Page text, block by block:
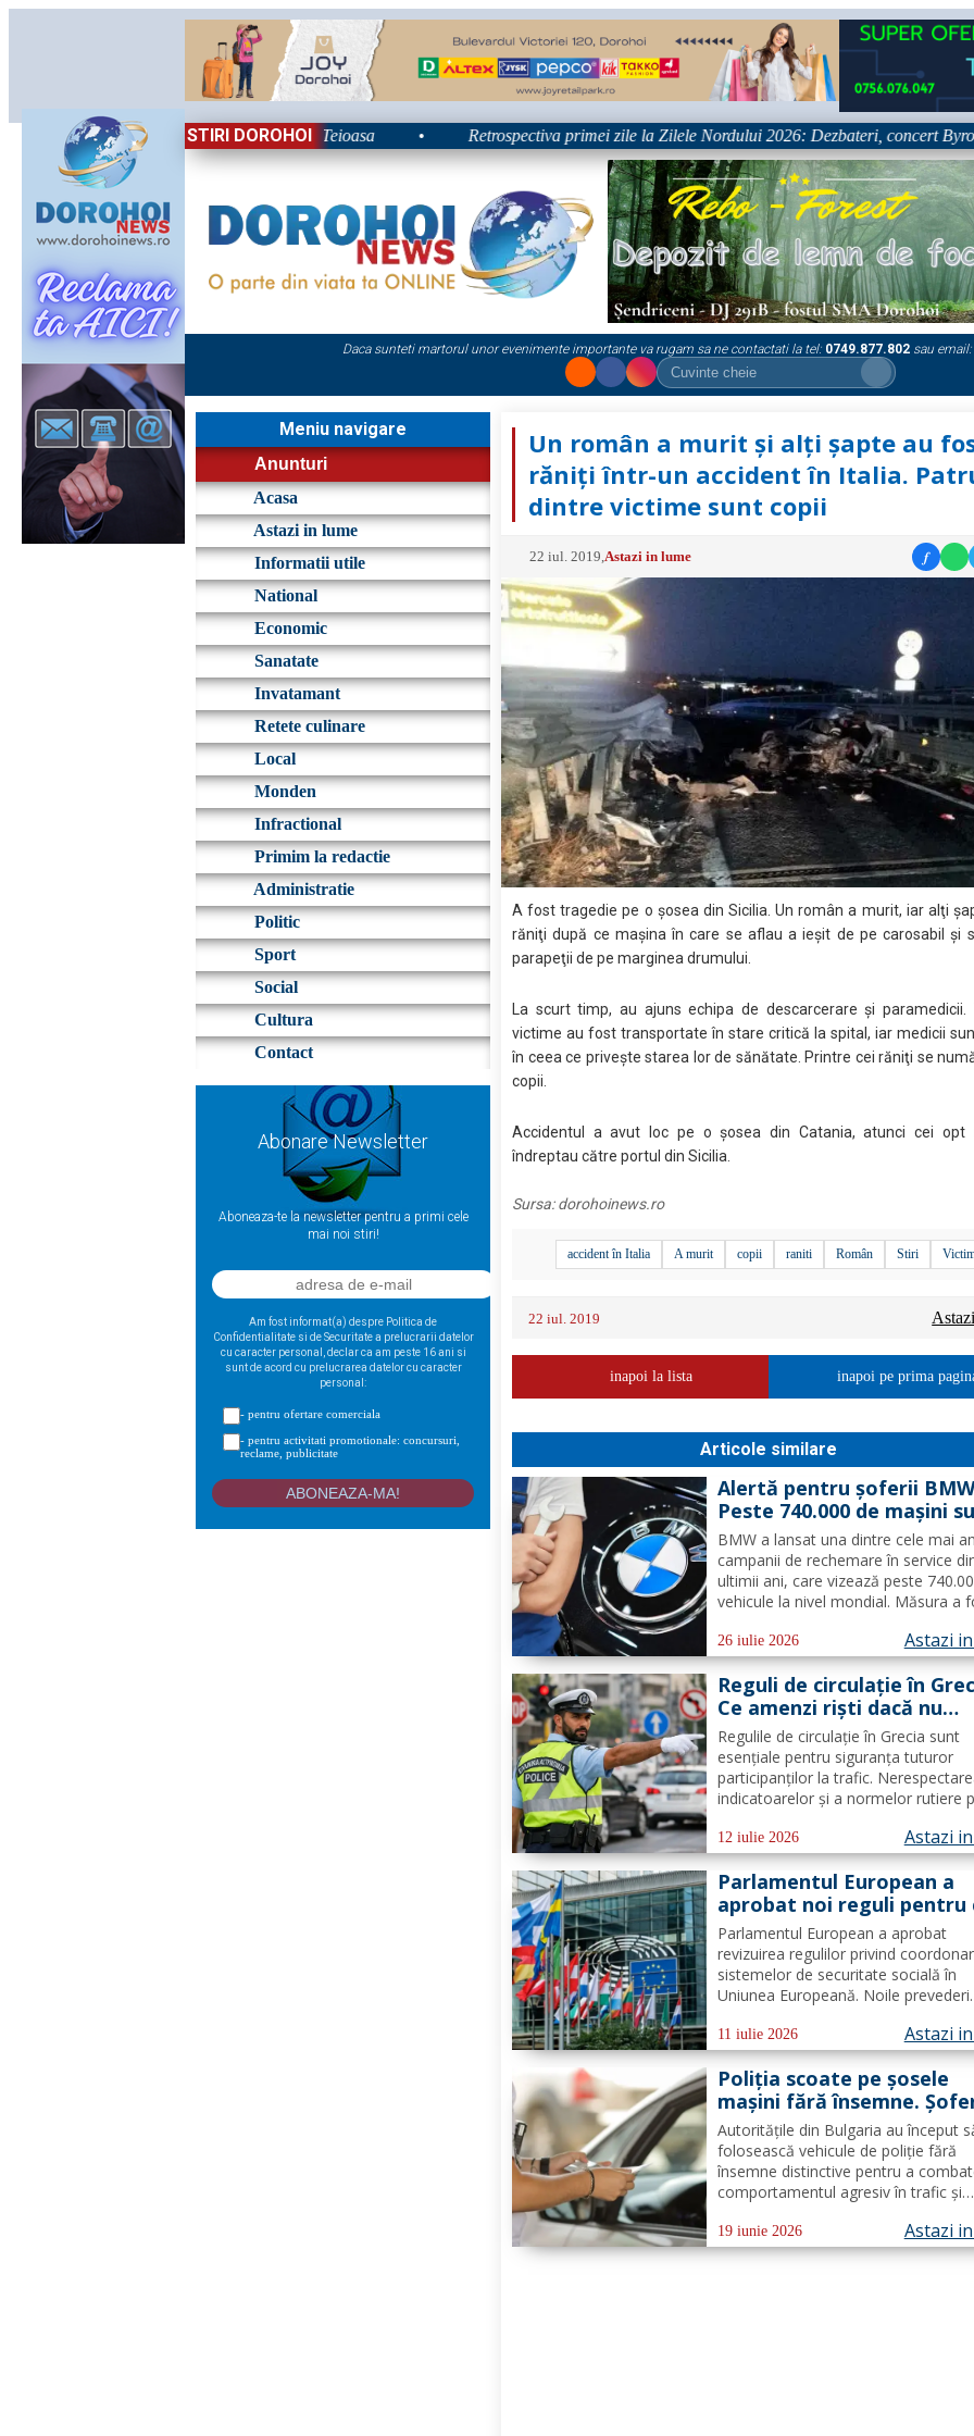
STIRI DOROHOI
2026: Energie și nostalgie în Poiana Teioasa • Retrospectiva primei zile la Zilele Nordului 2026: Dezbateri, concert Byron și
Daca sunteti martorul unor evenimente importante va rugam sa ne contactati la tel: 0749.877.802 sau email:
Meniu navigare
Anunturi
Acasa
Astazi in lume
Informatii utile
National
Economic
Sanatate
Invatamant
Retete culinare
Local
Monden
Infractional
Primim la redactie
Administratie
Politic
Sport
Social
Cultura
Contact
Abonare Newsletter
Aboneaza-te la newsletter pentru a primi cele
mai noi stiri!
Am fost informat(a) despre Politica de
Confidentialitate si de Securitate a prelucrarii datelor
cu caracter personal, declar ca am peste 16 ani si
sunt de acord cu prelucrarea datelor cu caracter
personal:
- pentru ofertare comerciala
- pentru activitati promotionale: concursuri,
reclame, publicitate
Un român a murit și alți șapte au
răniți într-un accident în Italia.
dintre victime sunt copii
22 iul. 2019 Astazi in lume f
A fost tragedie pe o şosea din Sicilia. Un român a murit, iar alţi
răniţi după ce maşina în care se aflau a ieşit de pe carosabil şi
parapeţii de pe marginea drumului.
La scurt timp, au ajuns echipa de descarcerare şi paramedicii.
victime au fost transportate în stare critică la spital, iar medicii
în ceea ce priveşte starea lor de sănătate. Printre cei răniţi se
copii.
Accidentul a avut loc pe o şosea din Catania, atunci cei opt
îndreptau către portul din Sicilia.
Sursa:dorohoinews.ro
accident în Italia A murit copii raniti Român Stiri
22 iul. 2019
inapoi la lista inapoi pe prima
Articole similare
Alertă pentru șoferii
Peste 740.000 de mașini
chemate urgent în service.
probleme s-au descoperit
BMW a lansat una dintre cele mai
campanii de rechemare în service
ultimii ani, care vizează peste
vehicule la nivel mondial. Măsura a
demaror, care, în anumite condiții,
provoca supraîncălzirea
scurtcircuite și...
26 iulie 2026 Astazi
Reguli de circulație în
Ce amenzi riști dacă nu
respecți indicatoarele
Regulile de circulație în Grecia sunt
esențiale pentru siguranța tuturor
participanților la trafic.
indicatoarelor și a normelor rutiere
care merg în Grecia cu mașina știu
este traficul și ce reguli trebuie să
respecte, însă dacă este...
12 iulie 2026 Astazi
Parlamentul European a
aprobat noi reguli pentru
care lucrează în alt stat UE.
Se schimbă șomajul și alte
beneficii sociale
Parlamentul European a aprobat
revizuirea regulilor privind
sistemelor de securitate socială în
Uniunea Europeană. Noile prevederi
sau lucrează într-un alt stat
stabilesc reguli mai clare pentru
indemnizații familiale, detașări...
11 iulie 2026 Astazi
Poliția scoate pe șosele
mașini fără însemne.
sunt opriți cu un mesaj
pe lunetă
Autoritățile din Bulgaria au început
folosească vehicule de poliție fără
însemne distinctive pentru a
comportamentul agresiv în trafic și
Măsura a fost implementată în
pe autostrada Trakia și pe
19 iunie 2026 Astazi